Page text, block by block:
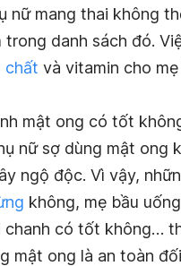
nữ mang thai không
trong danh sách đó.
chất và vitamin cho
mật ong có tốt
nữ sợ dùng mật ong
ngộ độc. Vì vậy,
không, mẹ bầu
chanh có tốt không…
mật ong là an toàn